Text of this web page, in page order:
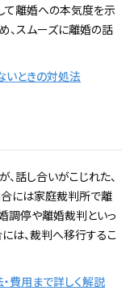
て離婚への本気度を示
、スムーズに離婚の話
いときの対処法
話し合いがこじれた、
には家庭裁判所で離
調停や離婚裁判といっ
は、裁判へ移行するこ
費用まで詳しく解説